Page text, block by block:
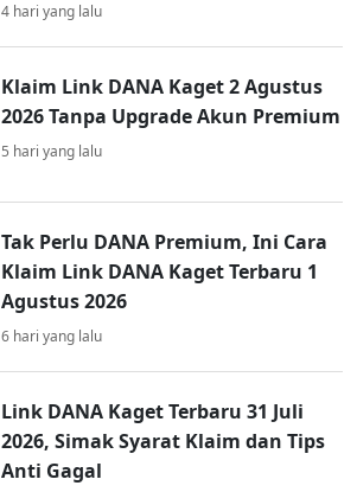
4 hari yang lalu
Klaim Link DANA Kaget 2 Agustus
2026 Tanpa Upgrade Akun Premium
5 hari yang lalu
Tak Perlu DANA Premium, Ini Cara
Klaim Link DANA Kaget Terbaru 1
Agustus 2026
6 hari yang lalu
Link DANA Kaget Terbaru 31 Juli
2026, Simak Syarat Klaim dan Tips
Anti Gagal